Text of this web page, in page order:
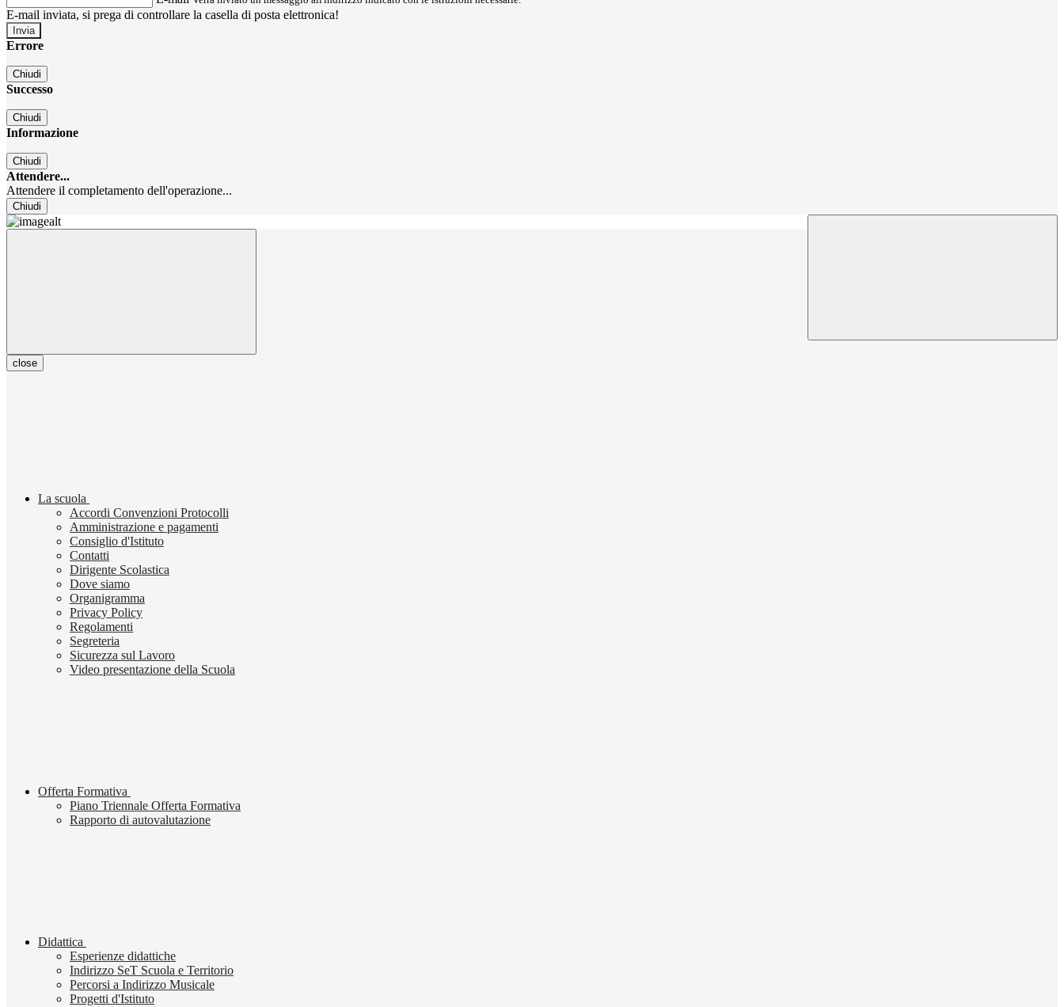
E-mail inviata, si prega di controllare la casella di posta elettronica!
Errore
Chiudi
Successo
Chiudi
Informazione
Chiudi
Attendere...
Attendere il completamento dell'operazione...
Chiudi
close
La scuola
Accordi Convenzioni Protocolli
Amministrazione e pagamenti
Consiglio d'Istituto
Contatti
Dirigente Scolastica
Dove siamo
Organigramma
Privacy Policy
Regolamenti
Segreteria
Sicurezza sul Lavoro
Video presentazione della Scuola
Offerta Formativa
Piano Triennale Offerta Formativa
Rapporto di autovalutazione
Didattica
Esperienze didattiche
Indirizzo SeT Scuola e Territorio
Percorsi a Indirizzo Musicale
Progetti d'Istituto